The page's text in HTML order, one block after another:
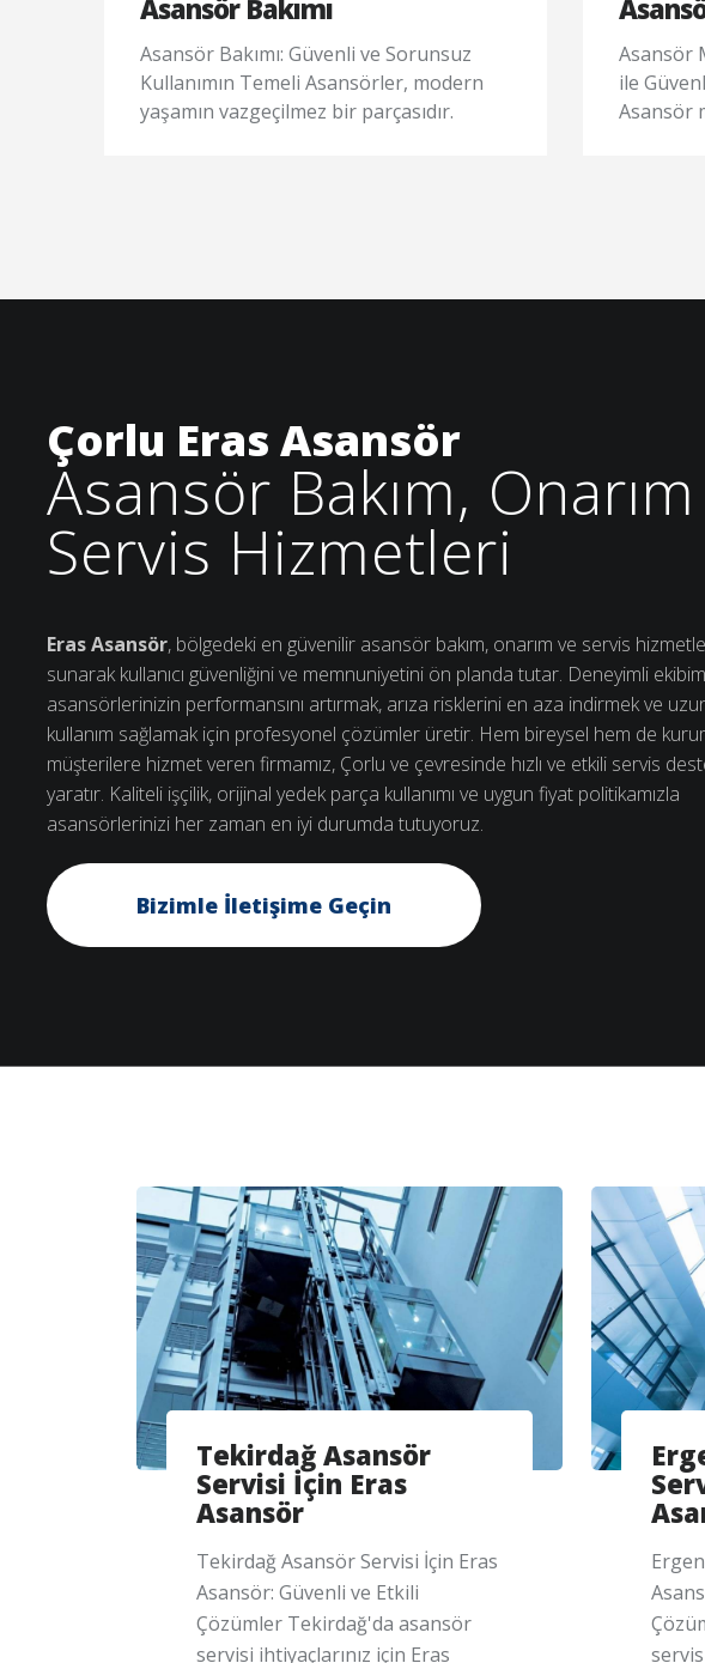
Asansör Bakımı
Asansör Bakımı: Güvenli ve Sorunsuz
Kullanımın Temeli Asansörler, modern
yaşamın vazgeçilmez bir parçasıdır.
Asansör
ile
Asansör
Çorlu Eras Asansör
Asansör Bakım,
Servis Hizmetleri
Eras Asansör, bölgedeki en güvenilir asansör bakım, onarım ve servis
sunarak kullanıcı güvenliğini ve memnuniyetini ön planda tutar. Deneyimli
asansörlerinizin performansını artırmak, arıza risklerini en aza indirmek ve
kullanım sağlamak için profesyonel çözümler üretir. Hem bireysel hem de
müşterilere hizmet veren firmamız, Çorlu ve çevresinde hızlı ve etkili servis
yaratır. Kaliteli işçilik, orijinal yedek parça kullanımı ve uygun fiyat politikamızla
asansörlerinizi her zaman en iyi durumda tutuyoruz.
Bizimle İletişime Geçin
Tekirdağ Asansör
Servisi İçin Eras
Asansör
Tekirdağ Asansör Servisi İçin Eras
Asansör: Güvenli ve Etkili
Çözümler Tekirdağ'da asansör
servisi ihtiyaçlarınız için Eras